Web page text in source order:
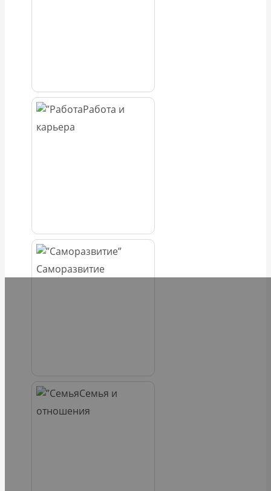
Работа и
карьера
Саморазвитие
Семья и
отношения